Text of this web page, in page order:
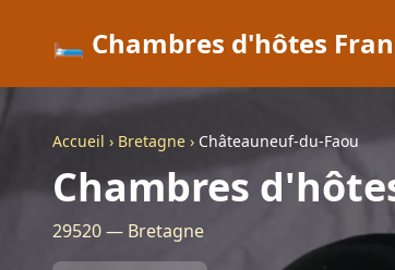
🛏️ Chambres d'hôtes
Accueil › Bretagne › Châteauneuf-du-Faou
Chambres
29520 — Bretagne